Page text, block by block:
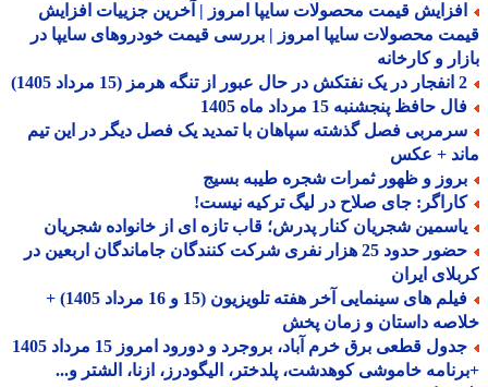
قیمت محصولات سایپا امروز | آخرین جزییات افزایش
محصولات سایپا امروز | بررسی قیمت خودروهای سایپا در
و کارخانه
حافظ پنجشنبه 15 مرداد ماه 1405
فصل گذشته سپاهان با تمدید یک فصل دیگر در این تیم
+ عکس
و ظهور ثمرات شجره طیبه بسیج
جای صلاح در لیگ ترکیه نیست!
شجریان کنار پدرش؛ قاب تازه ای از خانواده شجریان
حضور حدود 25 هزار نفری شرکت کنندگان جاماندگان اربعین در
ایران
فیلم های سینمایی آخر هفته تلویزیون (15 و 16 مرداد 1405) +
داستان و زمان پخش
جدول قطعی برق خرم آباد، بروجرد و دورود امروز 15 مرداد 1405
خاموشی کوهدشت، پلدختر، الیگودرز، ازنا، الشتر و...